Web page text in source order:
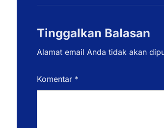
Tinggalkan Balasan
Alamat email Anda tidak akan
Komentar *